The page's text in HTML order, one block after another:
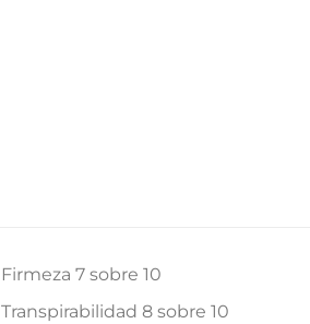
Firmeza 7 sobre 10
Transpirabilidad 8 sobre 10